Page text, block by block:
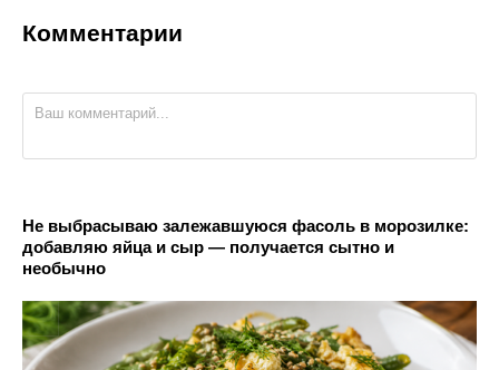
Комментарии
Не выбрасываю залежавшуюся фасоль в морозилке:
добавляю яйца и сыр — получается сытно и
необычно